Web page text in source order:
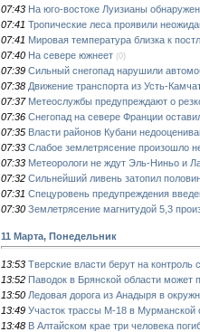
07:43 На юго-востоке Луизианы
07:41 Тропические леса проявили
07:41 Мировая температура близка к
07:40 На севере южнеет (0)
07:39 Сильный снегопад нарушили
07:38 Движение транспорта из Усть-
07:37 Метеослужбы предупреждают о
07:36 Снегопад на севере Франции
07:35 Власти районов Кубани
07:33 Слабое землетрясение произошло
07:33 Метеорологи не ждут Эль-Ниньо и
07:32 Сильнейший ливень затопил
07:31 Спецуровень предупреждения
07:30 Землетрясение магнитудой 5,3
11 Марта, Понедельник
13:53 Тверские власти берут на
13:52 Паводок в Брянской области может
13:50 Ледовая дорога из Анадыря в
13:49 Участок трассы М-18 в Мурманской
13:48 В Алтайском крае три человека